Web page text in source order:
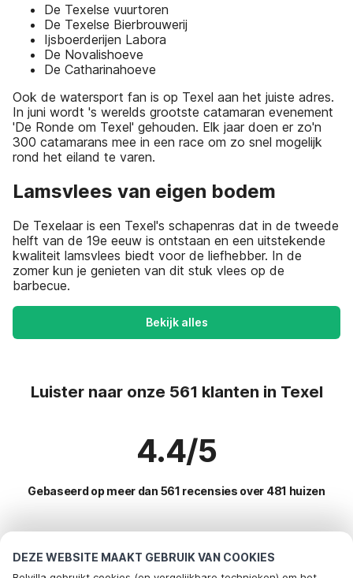
DEZE WEBSITE MAAKT GEBRUIK VAN COOKIES
De Texelse vuurtoren
De Texelse Bierbrouwerij
Ijsboerderijen Labora
De Novalishoeve
De Catharinahoeve
Ook de watersport fan is op Texel aan het juiste adres.
In juni wordt 's werelds grootste catamaran evenement
'De Ronde om Texel' gehouden. Elk jaar doen er zo'n
300 catamarans mee in een race om zo snel mogelijk
rond het eiland te varen.
Lamsvlees van eigen bodem
De Texelaar is een Texel's schapenras dat in de tweede
helft van de 19e eeuw is ontstaan en een uitstekende
kwaliteit lamsvlees biedt voor de liefhebber. In de
zomer kun je genieten van dit stuk vlees op de
barbecue.
Bekijk alles
Luister naar onze 561 klanten in Texel
4.4/5
Gebaseerd op meer dan 561 recensies over 481 huizen
Meest populaire bestemmingen voor